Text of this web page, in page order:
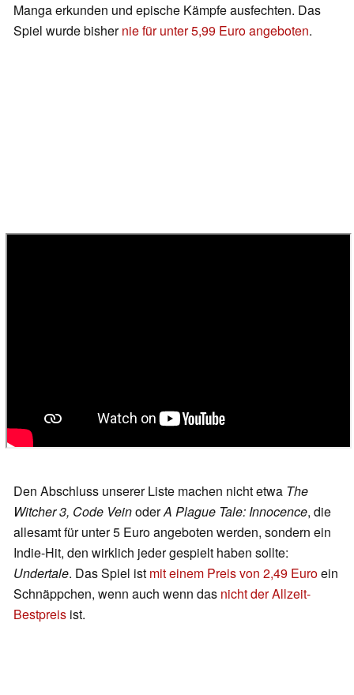
Manga erkunden und epische Kämpfe ausfechten. Das
Spiel wurde bishernie für unter 5,99 Euro angeboten.
Den Abschluss unserer Liste machen nicht etwa The
Witcher 3, Code VeinoderA Plague Tale: Innocence, die
allesamt für unter 5 Euro angeboten werden, sondern ein
Indie-Hit, den wirklich jeder gespielt haben sollte:
Undertale. Das Spiel ist mit einem Preis von 2,49 Euroein
Schnäppchen, wenn auch wenn das nicht der Allzeit-
Bestpreis ist.